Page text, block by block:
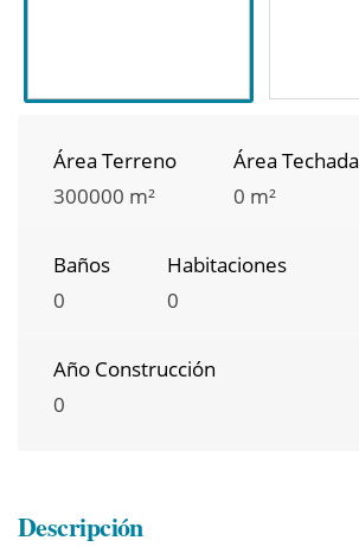
Área Terreno
300000 m²
Área Techada
0 m²
Baños
0
Habitaciones
0
Año Construcción
0
Descripción